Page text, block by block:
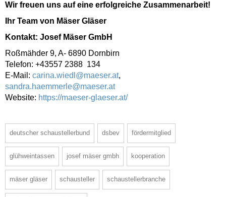
Wir freuen uns auf eine erfolgreiche Zusammenarbeit!
Ihr Team von Mäser Gläser
Kontakt: Josef Mäser GmbH
Roßmähder 9, A- 6890 Dornbirn
Telefon: +43557 2388 134
E-Mail: carina.wiedl@maeser.at,
sandra.haemmerle@maeser.at
Website: https://maeser-glaeser.at/
deutscher schaustellerbund dsbev fördermitglied
glühweintassen josef mäser gmbh kooperation
mäser gläser schausteller schaustellerbranche